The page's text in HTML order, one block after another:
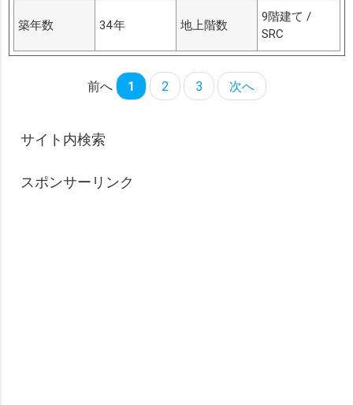
築年数 34年 地上階数
9階建て /
SRC
前へ 1 2 3 次へ
サイト内検索
スポンサーリンク